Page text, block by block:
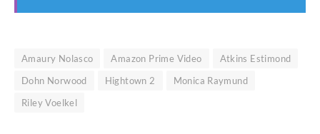
Amaury Nolasco Amazon Prime Video
Atkins Estimond
Dohn Norwood
Hightown 2
Monica Raymund
Riley Voelkel